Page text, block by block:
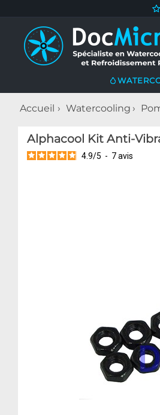
Accueil Watercooling
Alphacool Kit Anti-
4.9/5 - 7avis